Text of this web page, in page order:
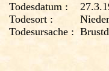
Todesdatum :
Todesort :
Todesursache :